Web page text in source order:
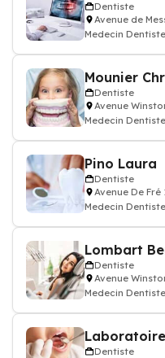
Dentiste
Avenue de
Medecin
Mounier
Dentiste
Avenue
Medecin
Pino Laura
Dentiste
Avenue De Fré
Medecin
Lombart
Dentiste
Avenue
Medecin
Laboratoire
Dentiste